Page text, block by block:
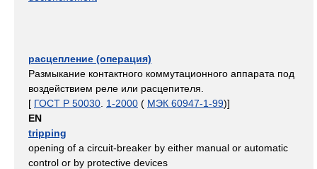
расцепление (операция)
Размыкание контактного коммутационного аппарата под
воздействием реле или расцепителя.
[ ГОСТ Р 50030 1-2000 ( МЭК 60947-1-99)]
EN
tripping
opening of a circuit-breaker by either manual or automatic
control or by protective devices